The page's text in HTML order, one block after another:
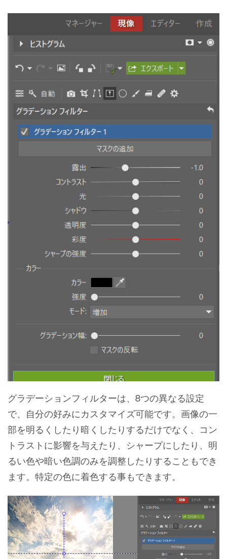
グラデーションフィルターは、8つの異なる設定
で、自分の好みにカスタマイズ可能です。画像の一
部を明るくしたり暗くしたりするだけでなく、コン
トラストに影響を与えたり、シャープにしたり、明
るい色や暗い色調のみを調整したりすることもでき
ます。特定の色に着色する事もできます。